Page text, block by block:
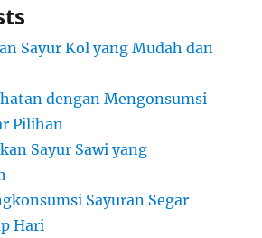
Sayur Kol yang Mudah dan
dengan Mengonsumsi
Pilihan
Sayur Sawi yang
Sayuran Segar
Hari